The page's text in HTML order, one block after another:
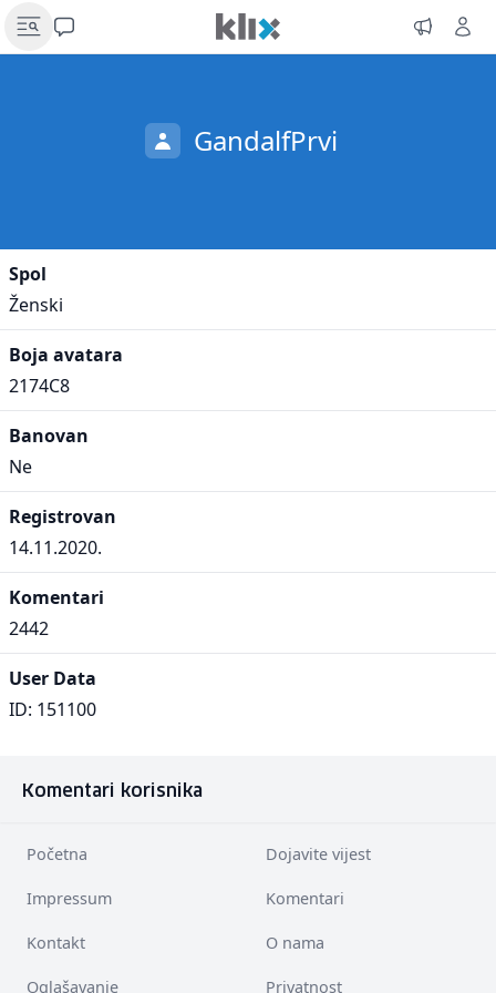
GandalfPrvi
Spol
Ženski
Boja avatara
2174C8
Banovan
Ne
Registrovan
14.11.2020.
Komentari
2442
User Data
ID: 151100
Komentari korisnika
Početna Dojavite vijest
Impressum Komentari
Kontakt O nama
Oglašavanje Privatnost